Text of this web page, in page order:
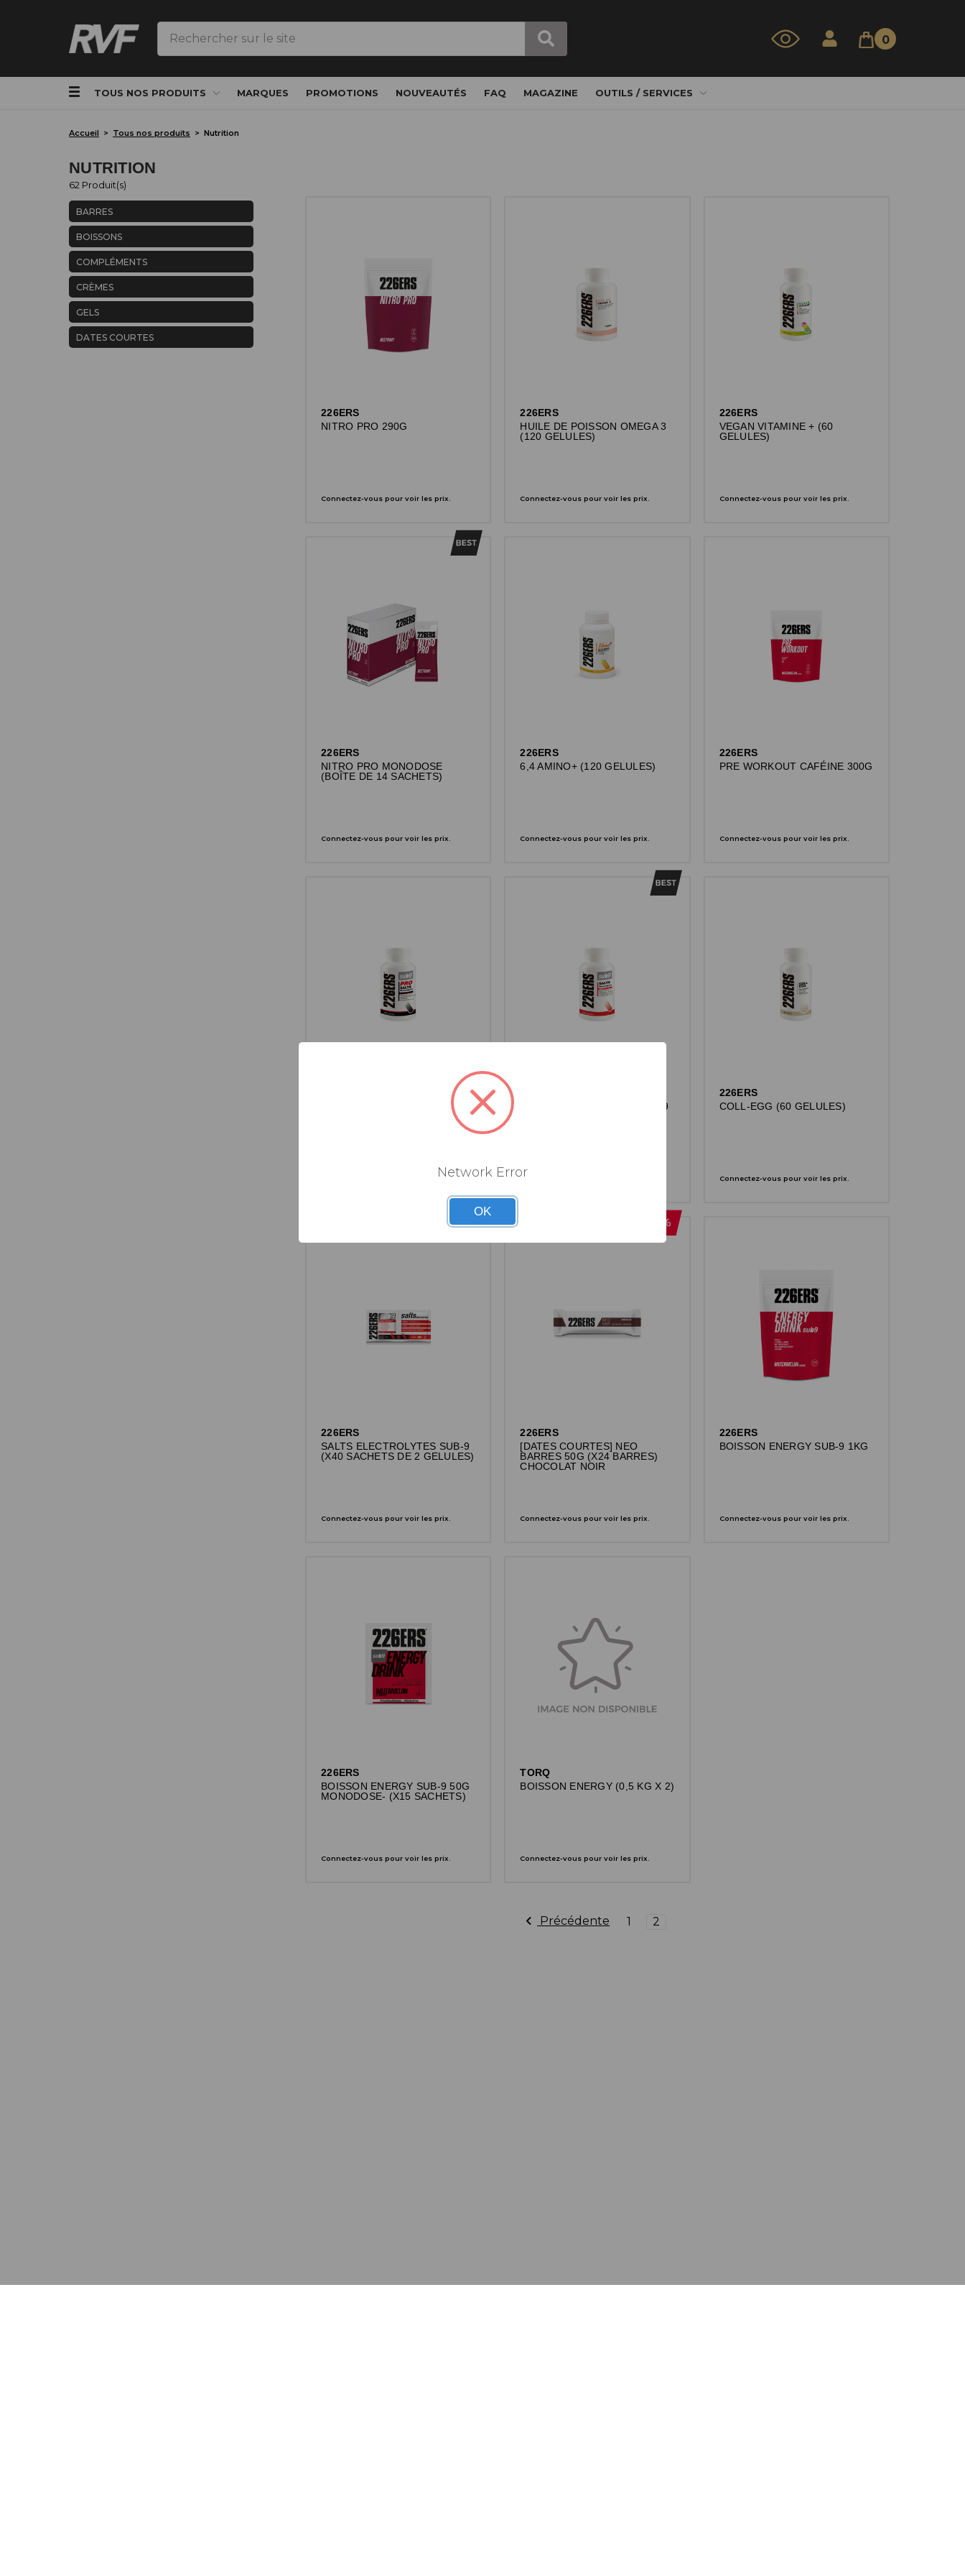
0
TOUS NOS PRODUITS MARQUES PROMOTIONS NOUVEAUTÉS FAQ MAGAZINE OUTILS / SERVICES
Accueil Tous nos produits Nutrition
NUTRITION
62 Produit(s)
BARRES
BOISSONS
COMPLÉMENTS
CRÈMES
GELS
DATES COURTES
226ERS
NITRO PRO 290G
Connectez-vous pour voir les prix.
226ERS
HUILE DE POISSON OMEGA 3
(120 GELULES)
Connectez-vous pour voir les prix.
226ERS
VEGAN VITAMINE + (60
GELULES)
Connectez-vous pour voir les prix.
226ERS
NITRO PRO MONODOSE
(BOÎTE DE 14 SACHETS)
Connectez-vous pour voir les prix.
226ERS
6,4 AMINO+ (120 GELULES)
Connectez-vous pour voir les prix.
226ERS
PRE WORKOUT CAFÉINE 300G
Connectez-vous pour voir les prix.
SELS ELECTROLYTES SUB-9
Connectez-vous pour voir les prix.
SALTS ELECTROLYTES SUB-9
Connectez-vous pour voir les prix.
226ERS
COLL-EGG (60 GELULES)
Connectez-vous pour voir les prix.
226ERS
SALTS ELECTROLYTES SUB-9
(X40 SACHETS DE 2 GELULES)
Connectez-vous pour voir les prix.
226ERS
[DATES COURTES] NEO
BARRES 50G (X24 BARRES)
CHOCOLAT NOIR
Connectez-vous pour voir les prix.
226ERS
BOISSON ENERGY SUB-9 1KG
Connectez-vous pour voir les prix.
226ERS
BOISSON ENERGY SUB-9 50G
MONODOSE- (X15 SACHETS)
Connectez-vous pour voir les prix.
TORQ
BOISSON ENERGY (0,5 KG X 2)
Connectez-vous pour voir les prix.
Précédente 1 2
Network Error
OK